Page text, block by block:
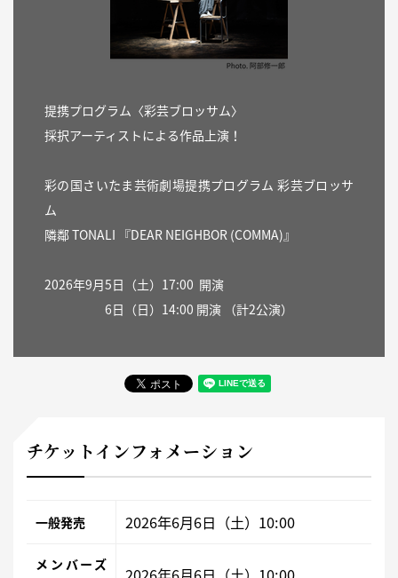
提携プログラム〈彩芸ブロッサム〉
採択アーティストによる作品上演！
彩の国さいたま芸術劇場提携プログラム 彩芸ブロッサ
ム
隣鄰 TONALI 『DEAR NEIGHBOR (COMMA)』
2026年9月5日（土）17:00 開演
6日（日）14:00 開演 （計2公演）
チケットインフォメーション
一般発売 2026年6月6日（土）10:00
メンバーズ